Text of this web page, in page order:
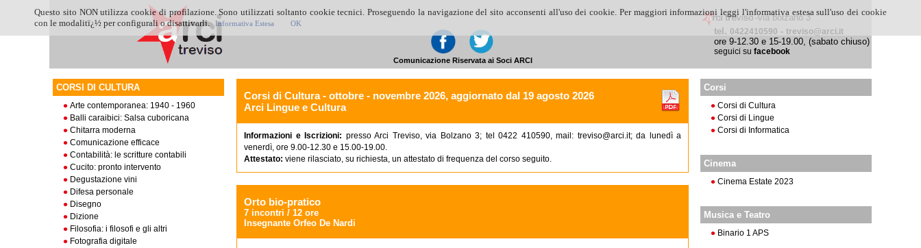
Comunicazione Riservata ai Soci ARCI
-via bolzano 3
tel. 0422410590 - treviso@arci.it
ore 9-12.30 e 15-19.00, (sabato chiuso)
seguici su facebook
CORSI DI CULTURA
Arte contemporanea: 1940 - 1960
Balli caraibici: Salsa cuboricana
Chitarra moderna
Comunicazione efficace
Contabilità: le scritture contabili
Cucito: pronto intervento
Degustazione vini
Difesa personale
Disegno
Dizione
Filosofia: i filosofi e gli altri
Fotografia digitale
Corsi di Cultura - ottobre - novembre 2026, aggiornato dal 19 agosto 2026
Arci Lingue e Cultura
Informazioni e Iscrizioni: presso Arci Treviso, via Bolzano 3; tel 0422 410590, mail: treviso@arci.it; da lunedì a
venerdì, ore 9.00-12.30 e 15.00-19.00.
Attestato: viene rilasciato, su richiesta, un attestato di frequenza del corso seguito.
Orto bio-pratico
7 incontri / 12 ore
Insegnante Orfeo De Nardi
Corsi
Corsi di Cultura
Corsi di Lingue
Corsi di Informatica
Cinema
Cinema Estate 2023
Musica e Teatro
Binario 1 APS
Questo sito NON utilizza cookie di profilazione. Sono utilizzati soltanto cookie tecnici. Proseguendo la navigazione del sito acconsenti all'uso dei cookie. Per maggiori informazioni leggi l'informativa estesa sull'uso dei cookie
con le modalitï¿½ per configurali o disattivarli.
Informativa Estesa OK